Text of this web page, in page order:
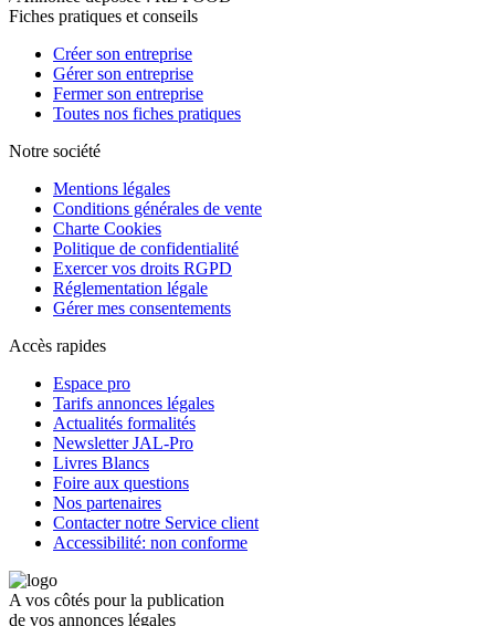
Fiches pratiques et conseils
Créer son entreprise
Gérer son entreprise
Fermer son entreprise
Toutes nos fiches pratiques
Notre société
Mentions légales
Conditions générales de vente
Charte Cookies
Politique de confidentialité
Exercer vos droits RGPD
Réglementation légale
Gérer mes consentements
Accès rapides
Espace pro
Tarifs annonces légales
Actualités formalités
Newsletter JAL-Pro
Livres Blancs
Foire aux questions
Nos partenaires
Contacter notre Service client
Accessibilité: non conforme
A vos côtés pour la publication
de vos annonces légales